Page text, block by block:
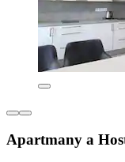
Apartmany a